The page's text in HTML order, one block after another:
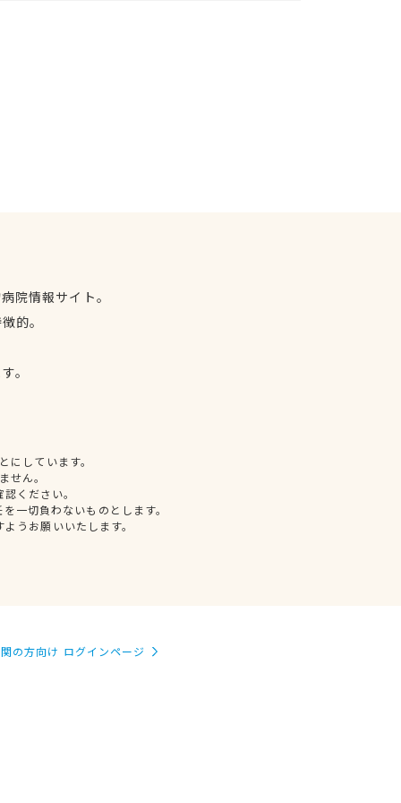
院情報サイト。
的。
。
しています。
せん。
ください。
一切負わないものとします。
うお願いいたします。
の方向け ログインページ